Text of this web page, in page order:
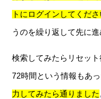
トにログインしてくだ
うのを繰り返して先に進
検索してみたらリセット
72時間という情報もあっ
力してみたら通りました